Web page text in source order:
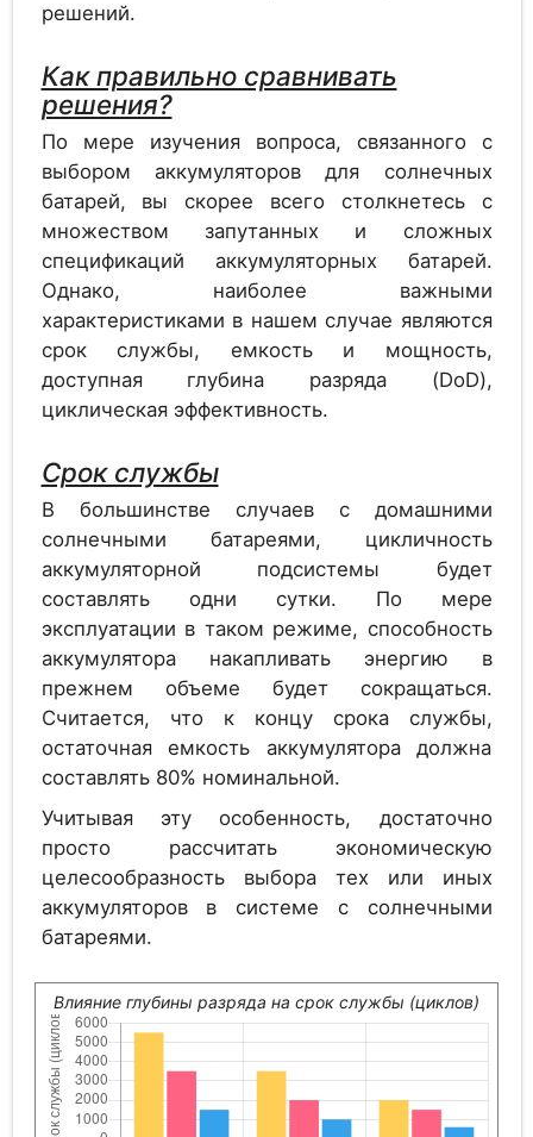
Аккумулятор
Аккумулятор
GAZ SOL 693 G
GAZ SOL 730 G
Аккумулятор
Alcad PV 710
Аккумулятор
Alcad PV 760
Аккумулятор
GAZ SOL 830 G
Аккумулятор
Аккумулятор
Alcad PV 860
решений.
Как правильно сравнивать
решения?
По мере изучения вопроса, связанного с
выбором аккумуляторов для солнечных
батарей, вы скорее всего столкнетесь с
множеством запутанных и сложных
спецификаций аккумуляторных батарей.
Однако, наиболее важными
характеристиками в нашем случае являются
срок службы, емкость и мощность,
доступная глубина разряда (DoD),
циклическая эффективность.
Срок службы
В большинстве случаев с домашними
солнечными батареями, цикличность
аккумуляторной подсистемы будет
составлять одни сутки. По мере
эксплуатации в таком режиме, способность
аккумулятора накапливать энергию в
прежнем объеме будет сокращаться.
Считается, что к концу срока службы,
остаточная емкость аккумулятора должна
составлять 80% номинальной.
Учитывая эту особенность, достаточно
просто рассчитать экономическую
целесообразность выбора тех или иных
аккумуляторов в системе с солнечными
батареями.
Влияние глубины разряда на срок службы (циклов)